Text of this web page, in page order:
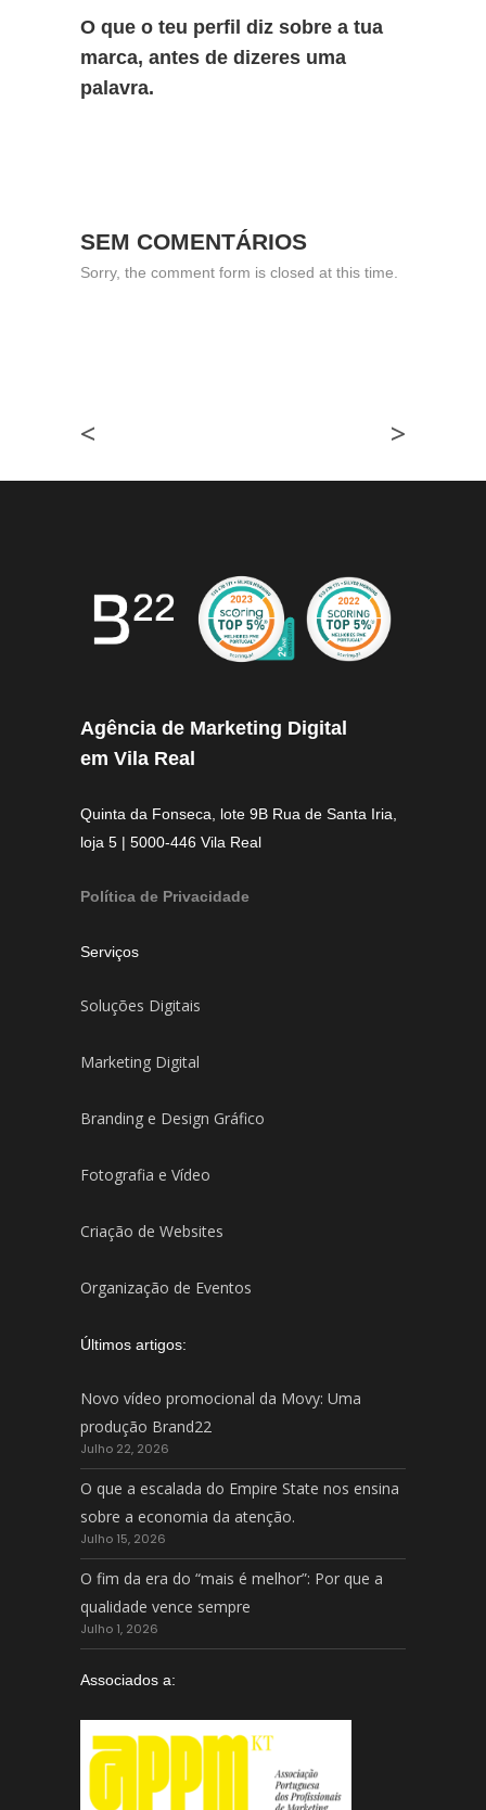
O que o teu perfil diz sobre a tua
marca, antes de dizeres uma
palavra.
SEM COMENTÁRIOS
Sorry, the comment form is closed at this time.
< >
Agência de Marketing Digital
em Vila Real
Quinta da Fonseca, lote 9B Rua de Santa Iria,
loja 5 | 5000-446 Vila Real
Política de Privacidade
Serviços
Soluções Digitais
Marketing Digital
Branding e Design Gráfico
Fotografia e Vídeo
Criação de Websites
Organização de Eventos
Últimos artigos:
Novo vídeo promocional da Movy: Uma
produção Brand22
Julho 22, 2026
O que a escalada do Empire State nos ensina
sobre a economia da atenção.
Julho 15, 2026
O fim da era do “mais é melhor”: Por que a
qualidade vence sempre
Julho 1, 2026
Associados a: